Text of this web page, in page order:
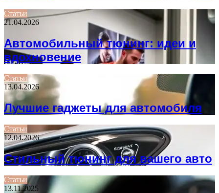
Статьи
21.04.2026
Автомобильный тюнинг: идеи и
вдохновение
Статьи
13.04.2026
Лучшие гаджеты для автомобиля
Статьи
12.04.2026
Стильный тюнинг для вашего авто
Статьи
13.11.2025